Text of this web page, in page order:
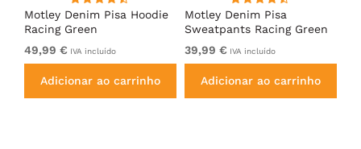
Motley Denim Pisa Hoodie
Racing Green
49,99 € IVA incluído
Adicionar ao carrinho
Motley Denim Pisa
Sweatpants Racing Green
39,99 € IVA incluído
Adicionar ao carrinho